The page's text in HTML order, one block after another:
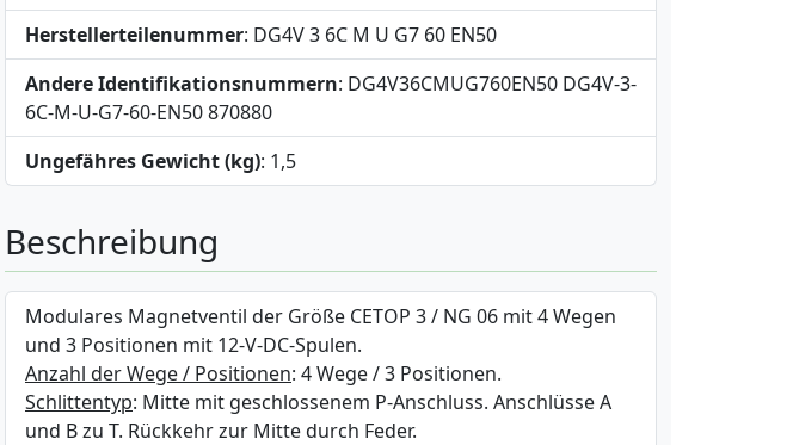
Herstellerteilenummer: DG4V 3 6C M U G7 60 EN50
Andere Identifikationsnummern: DG4V36CMUG760EN50 DG4V-3-
6C-M-U-G7-60-EN50 870880
Ungefähres Gewicht (kg): 1,5
Beschreibung
Modulares Magnetventil der Größe CETOP 3 / NG 06 mit 4 Wegen
und 3 Positionen mit 12-V-DC-Spulen.
Anzahl der Wege / Positionen: 4 Wege / 3 Positionen.
Schlittentyp: Mitte mit geschlossenem P-Anschluss. Anschlüsse A
und B zu T. Rückkehr zur Mitte durch Feder.